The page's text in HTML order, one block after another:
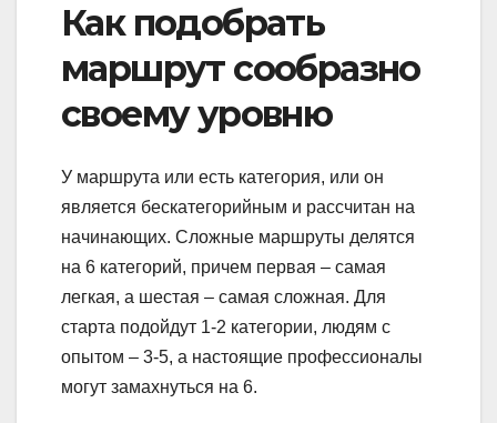
Как подобрать
маршрут сообразно
своему уровню
У маршрута или есть категория, или он
является бескатегорийным и рассчитан на
начинающих. Сложные маршруты делятся
на 6 категорий, причем первая – самая
легкая, а шестая – самая сложная. Для
старта подойдут 1-2 категории, людям с
опытом – 3-5, а настоящие профессионалы
могут замахнуться на 6.